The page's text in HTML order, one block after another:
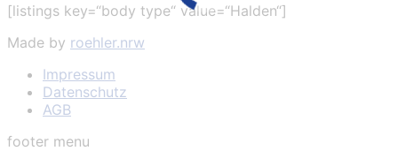
[listings key=“body type“ value=“Halden“]
Made by roehler.nrw
Impressum
Datenschutz
AGB
footer menu